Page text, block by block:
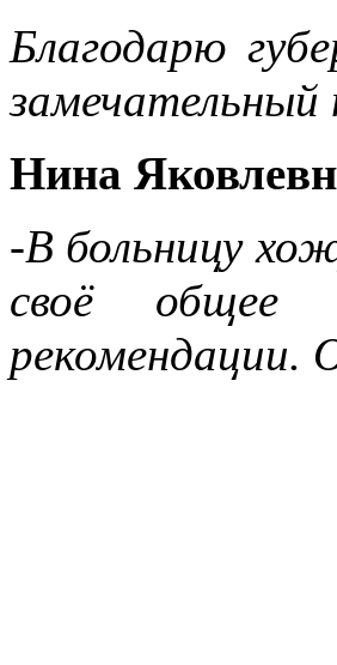
Благодарю
замечательный
Нина
-В больницу
своё общее
рекомендации.